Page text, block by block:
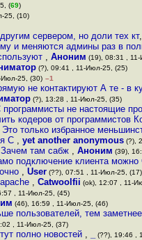
(69)
25, (10)
сервером, но доли тех кт,
и меняются админы раз в
, Аноним (19), 08:31 ,
(?), 09:41 , 11-Июл-25, (25)
Июл-25, (30) –1
не контактируют А те - в
(?), 13:28 , 11-Июл-25, (35)
не настоящие
кодеров от программистов
только избранное
C , yet another anonymous (?),
Зачем там сабж , Аноним (39),
подключение клиента можно
, User (??), 07:51 , 11-Июл-25, (17)
, Catwoolfii (ok), 12:07 , 11-
, 11-Июл-25, (45)
(46), 16:59 , 11-Июл-25, (46)
пользователей, тем
, 11-Июл-25, (37)
полно новостей , (??), 19:46 ,